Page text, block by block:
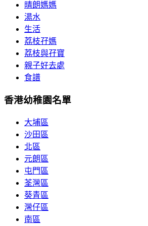
晴朗媽媽
湯水
生活
荔枝孖媽
荔枝與孖寶
親子好去處
食譜
香港幼稚園名單
大埔區
沙田區
北區
元朗區
屯門區
荃灣區
葵青區
灣仔區
南區